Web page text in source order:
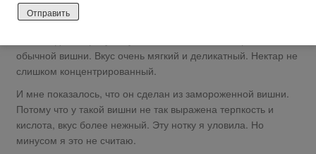
Вкус мне понравился. Он не такой терпкий как вишнёвый сок
и даже как самодельный вишнёвый компот. Немного кислит,
обычной вишни. Вкус очень мягкий и деликатный. Нектар не
слишком концентрированный.
И мне показалось, что он сделан из замороженной вишни.
Потому что у такой вишни не так выражена терпкость и
кислота, вкус более нежный. Эту нотку я уловила. Но
минусом я это не считаю.